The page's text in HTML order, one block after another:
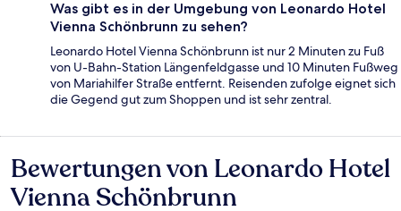
Was gibt es in der Umgebung von Leonardo Hotel
Vienna Schönbrunn zu sehen?
Leonardo Hotel Vienna Schönbrunn ist nur 2 Minuten zu Fuß
von U-Bahn-Station Längenfeldgasse und 10 Minuten Fußweg
von Mariahilfer Straße entfernt. Reisenden zufolge eignet sich
die Gegend gut zum Shoppen und ist sehr zentral.
Bewertungen
Bewertungen von Leonardo Hotel
Vienna Schönbrunn